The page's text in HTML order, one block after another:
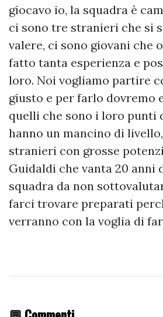
giocavo io, la squadra è
ci sono tre stranieri che si
valere, ci sono giovani che
fatto tanta esperienza e
loro. Noi vogliamo partire
giusto e per farlo dovremo
quelli che sono i loro punti
hanno un mancino di
stranieri con grosse
Guidaldi che vanta 20 anni
squadra da non
farci trovare preparati
verranno con la voglia di